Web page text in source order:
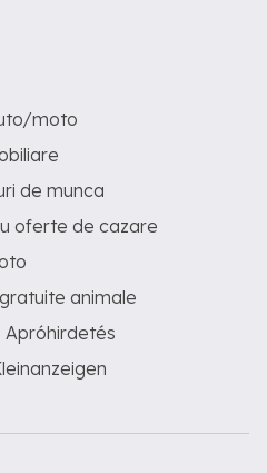
moto
de munca
oferte de cazare
animale